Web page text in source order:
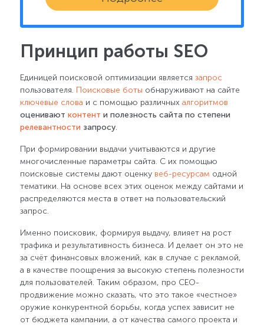
Принцип работы SEO
Единицей поисковой оптимизации является запрос
пользователя. Поисковые боты обнаруживают на сайте
ключевые слова и с помощью различных алгоритмов
оценивают контент и полезность сайта по степени
релевантности запросу.
При формировании выдачи учитываются и другие
многочисленные параметры сайта. С их помощью
поисковые системы дают оценку веб-ресурсам одной
тематики. На основе всех этих оценок между сайтами и
распределяются места в ответ на пользовательский
запрос.
Именно поисковик, формируя выдачу, влияет на рост
трафика и результативность бизнеса. И делает он это не
за счёт финансовых вложений, как в случае с рекламой,
а в качестве поощрения за высокую степень полезности
для пользователей. Таким образом, про СЕО-
продвижение можно сказать, что это такое «честное»
оружие конкурентной борьбы, когда успех зависит не
от бюджета кампании, а от качества самого проекта и